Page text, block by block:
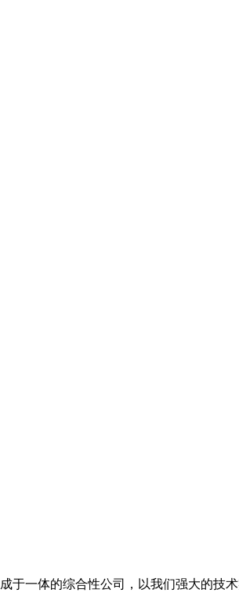
于一体的综合性公司，以我们强大的技